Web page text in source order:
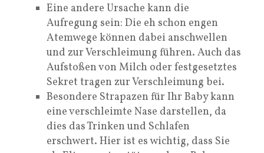
Eine andere Ursache kann die
Aufregung sein: Die eh schon engen
Atemwege können dabei anschwellen
und zur Verschleimung führen. Auch das
Aufstoßen von Milch oder festgesetztes
Sekret tragen zur Verschleimung bei.
Besondere Strapazen für Ihr Baby kann
eine verschleimte Nase darstellen, da
dies das Trinken und Schlafen
erschwert. Hier ist es wichtig, dass Sie